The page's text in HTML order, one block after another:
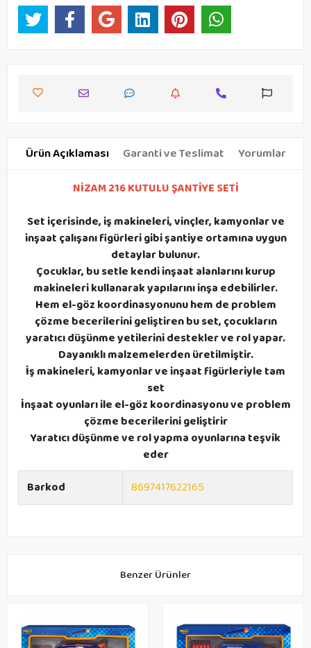
Ürün Açıklaması Garanti ve Teslimat Yorumlar
NİZAM 216 KUTULU ŞANTİYE SETİ
Set içerisinde, iş makineleri, vinçler, kamyonlar ve
inşaat çalışanı figürleri gibi şantiye ortamına uygun
detaylar bulunur.
Çocuklar, bu setle kendi inşaat alanlarını kurup
makineleri kullanarak yapılarını inşa edebilirler.
Hem el-göz koordinasyonunu hem de problem
çözme becerilerini geliştiren bu set, çocukların
yaratıcı düşünme yetilerini destekler ve rol yapar.
Dayanıklı malzemelerden üretilmiştir.
İş makineleri, kamyonlar ve inşaat figürleriyle tam
set
İnşaat oyunları ile el-göz koordinasyonu ve problem
çözme becerilerini geliştirir
Yaratıcı düşünme ve rol yapma oyunlarına teşvik
eder
Barkod
8697417622165
Benzer Ürünler